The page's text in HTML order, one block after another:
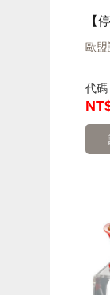
歐
代碼